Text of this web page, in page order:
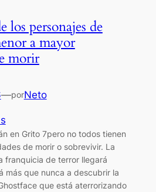
los personajes de
a mayor
morir
—porNeto
en Grito 7pero no todos tienen
de morir o sobrevivir. La
franquicia de terror llegará
más que nunca a descubrir la
que está aterrorizando